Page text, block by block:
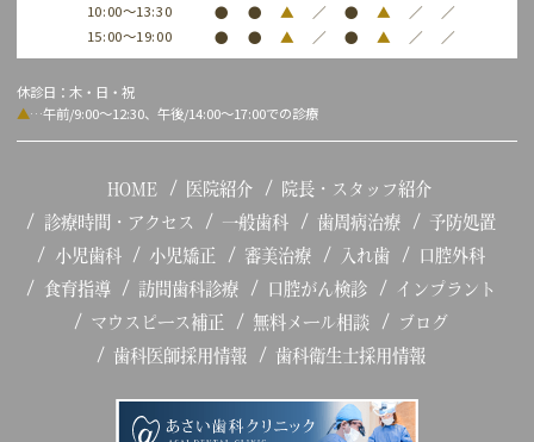
10:00～13:30 ● ● ▲ ／ ● ▲ ／ ／
15:00～19:00 ● ● ▲ ／ ● ▲ ／ ／
休診日：木・日・祝
▲…午前/9:00～12:30、午後/14:00～17:00での診療
HOME 医院紹介
院長・スタッフ紹介
診療時間・アクセス
一般歯科 歯周病治療
予防処置
小児歯科
小児矯正 審美治療 入れ歯
口腔外科
食育指導
訪問歯科診療 口腔がん検診
インプラント
マウスピース補正
無料メール相談
ブログ
歯科医師採用情報
歯科衛生士採用情報